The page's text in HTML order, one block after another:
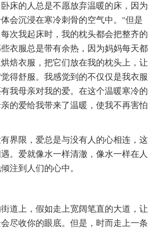
床的人总是不愿放弃温暖的床，因为
会沉浸在寒冷刺骨的空气中。"但是
次我起床时，我的枕头都会把整齐的
衣服总是带有余热，因为妈妈每天都
焙衣服，把它们放在我的枕头上，让
得舒服。我感觉到的不仅仅是我衣服
有我母亲对我的爱。在这个温暖寒冷的
的爱给我带来了温暖，使我不再害怕
界限，爱总是与没有人的心相连，这
。爱就像水一样清澈，像水一样在人
注到人们的心中。
道上，假如走上宽阔笔直的大道，让
尽收你的眼底。但是，时而走上一条